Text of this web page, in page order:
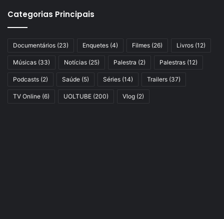
Categorias Principais
Documentários (23) Enquetes (4) Filmes (26) Livros (12)
Músicas (33) Notícias (25) Palestra (2) Palestras (12)
Podcasts (2) Saúde (5) Séries (14) Trailers (37)
TV Online (6) UOLTUBE (200) Vlog (2)